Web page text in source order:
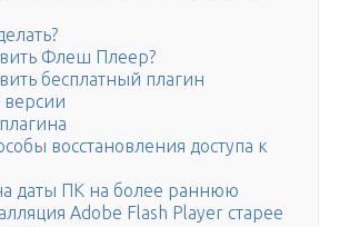
Флеш Плеер?
бесплатный плагин
версии
восстановления доступа к
даты ПК на более раннюю
Adobe Flash Player старее